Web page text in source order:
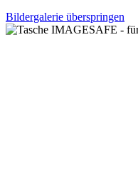
Bildergalerie überspringen